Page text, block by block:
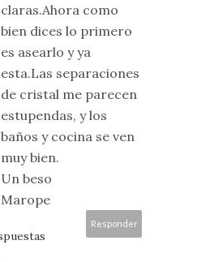
claras.Ahora como
bien dices lo primero
es asearlo y ya
esta.Las separaciones
de cristal me parecen
estupendas, y los
baños y cocina se ven
muy bien.
Un beso
Marope
Responder